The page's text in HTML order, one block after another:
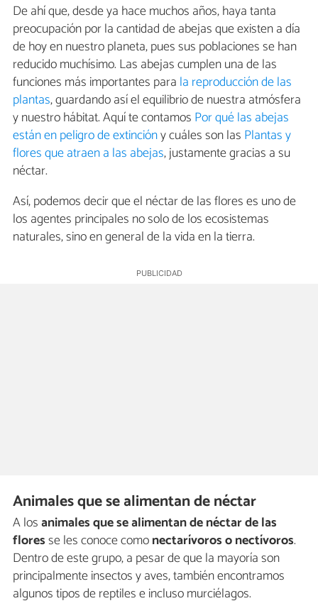
De ahí que, desde ya hace muchos años, haya tanta
preocupación por la cantidad de abejas que existen a día
de hoy en nuestro planeta, pues sus poblaciones se han
reducido muchísimo. Las abejas cumplen una de las
funciones más importantes para la reproducción de las
plantas, guardando así el equilibrio de nuestra atmósfera
y nuestro hábitat. Aquí te contamos Por qué las abejas
están en peligro de extincióny cuáles son las Plantas y
flores que atraen a las abejas, justamente gracias a su
néctar.
Así, podemos decir que el néctar de las flores es uno de
los agentes principales no solo de los ecosistemas
naturales, sino en general de la vida en la tierra.
Animales que se alimentan de néctar
A losanimales que se alimentan de néctar de las
floresse les conoce comonectarívoros o nectívoros.
Dentro de este grupo, a pesar de que la mayoría son
principalmente insectos y aves, también encontramos
algunos tipos de reptiles e incluso murciélagos.